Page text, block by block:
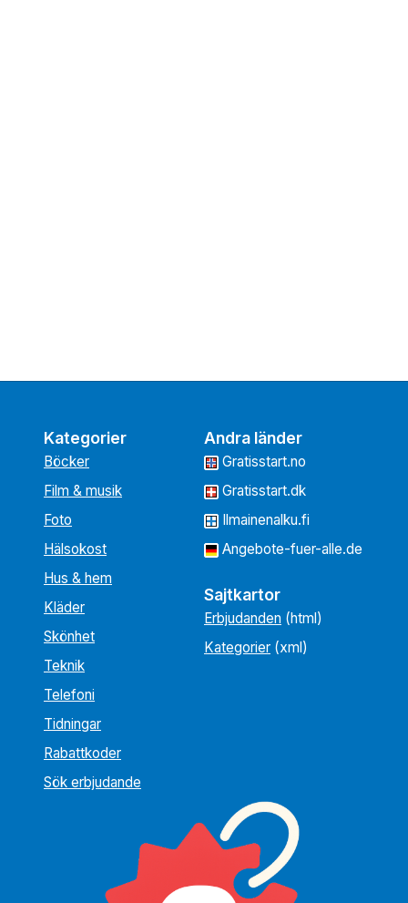
Kategorier
Böcker
Film & musik
Foto
Hälsokost
Hus & hem
Kläder
Skönhet
Teknik
Telefoni
Tidningar
Rabattkoder
Sök erbjudande
Andra länder
Gratisstart.no
Gratisstart.dk
Ilmainenalku.fi
Angebote-fuer-alle.de
Sajtkartor
Erbjudanden (html)
Kategorier (xml)